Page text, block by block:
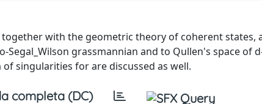
with the geometric theory of coherent states,
grassmannian and to Qullen's space of
singularities for are discussed as well.
completa (DC)